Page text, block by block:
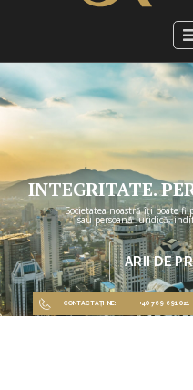
INTEGRITATE.
Societatea noastră îți poate fi
sau persoană juridică,
ARII DE
CONTACTAȚI-NE: +40 769 691 021